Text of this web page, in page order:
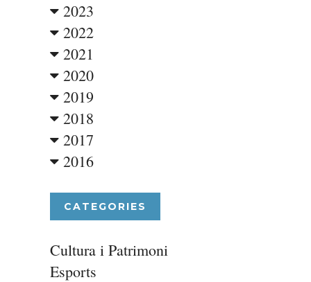
2023
2022
2021
2020
2019
2018
2017
2016
CATEGORIES
Cultura i Patrimoni
Esports